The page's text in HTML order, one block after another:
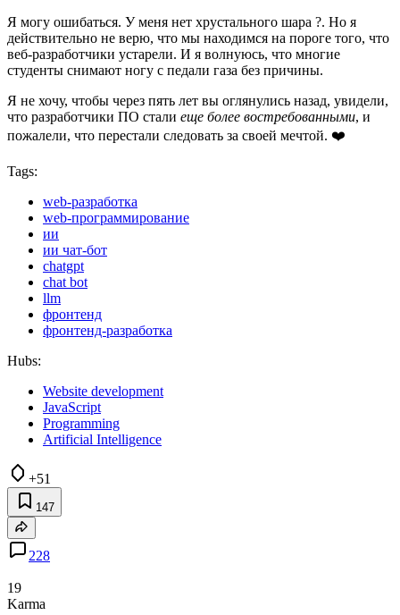
Я могу ошибаться. У меня нет хрустального шара ?. Но я
действительно не верю, что мы находимся на пороге того, что
веб-разработчики устарели. И я волнуюсь, что многие
студенты снимают ногу с педали газа без причины.
Я не хочу, чтобы через пять лет вы оглянулись назад, увидели,
что разработчики ПО стали еще более востребованными, и
пожалели, что перестали следовать за своей мечтой. ❤️
Tags:
web-разработка
web-программирование
ии
ии чат-бот
chatgpt
chat bot
llm
фронтенд
фронтенд-разработка
Hubs:
Website development
JavaScript
Programming
Artificial Intelligence
+51
147
228
19
Karma